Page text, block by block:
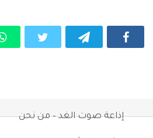
إذاعة صوت الغد – من نحن